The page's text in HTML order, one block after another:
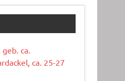
ca.
ca. 25-27